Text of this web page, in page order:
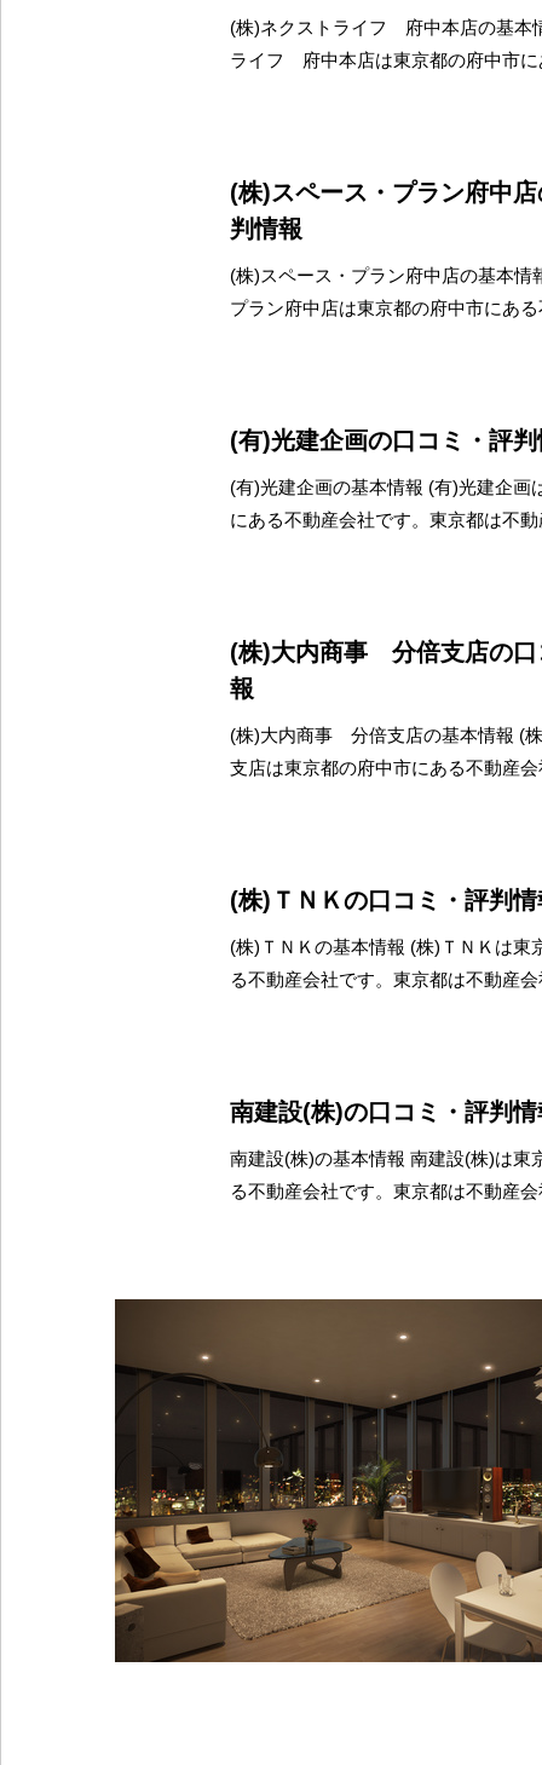
(株)ネクストライフ 府中本店の基本
ライフ 府中本店は東京都の府中市に
(株)スペース・プラン府中
判情報
(株)スペース・プラン府中店の基本情
プラン府中店は東京都の府中市にあ
(有)光建企画の口コミ・評
(有)光建企画の基本情報 (有)光建企画
にある不動産会社です。東京都は不
(株)大内商事 分倍支店の口
報
(株)大内商事 分倍支店の基本情報 (
支店は東京都の府中市にある不動産
(株)ＴＮＫの口コミ・評判情
(株)ＴＮＫの基本情報 (株)ＴＮＫは東
る不動産会社です。東京都は不動産
南建設(株)の口コミ・評判情
南建設(株)の基本情報 南建設(株)は東
る不動産会社です。東京都は不動産